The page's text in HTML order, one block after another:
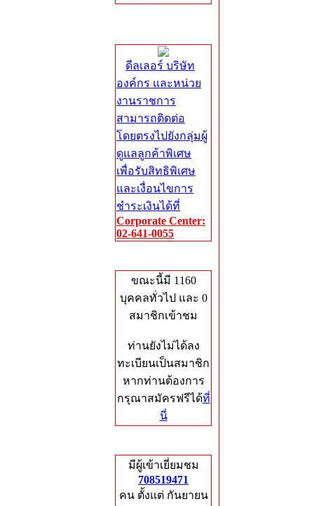
ดีลเลอร์ บริษัท
องค์กร และหน่วย
งานราชการ
สามารถติดต่อ
โดยตรงไปยังกลุ่มผู้
ดูแลลูกค้าพิเศษ
เพื่อรับสิทธิพิเศษ
และเงื่อนไขการ
ชำระเงินได้ที่
Corporate Center:
02-641-0055
ขณะนี้มี 1160
บุคคลทั่วไป และ 0
สมาชิกเข้าชม
ท่านยังไม่ได้ลง
ทะเบียนเป็นสมาชิก
หากท่านต้องการ
กรุณาสมัครฟรีได้ที่
นี่
มีผู้เข้าเยี่ยมชม
708519471
คน ตั้งแต่ กันยายน